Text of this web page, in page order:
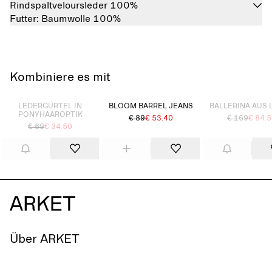
Rindspaltveloursleder 100%
Futter: Baumwolle 100%
Kombiniere es mit
LEDERGÜRTEL IN
PONYHAAROPTIK
€ 69€ 34.50
BLOOM BARREL JEANS
€ 89€ 53.40
BALLERINA AUS
€ 169€
Über ARKET